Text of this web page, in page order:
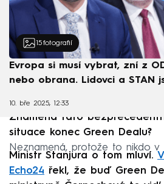
15 fotografií
Evropa si musí vybrat, zní z
nebo obrana. Lidovci a STAN
10. bře 2025, 12:33
Znamená tato
situace konec Green Dealu?
Neznamená, protože to nikdo v
Ministr Stanjura o tom mluví.
Echo24 řekl, že buď Green